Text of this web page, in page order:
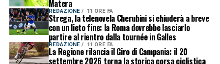
Matera
REDAZIONE 11 ORE FA
Strega, la telenovela Cherubini si chiuderà a breve
con un lieto fine: la Roma dovrebbe lasciarlo
partire al rientro dalla tournée in Galles
REDAZIONE 11 ORE FA
La Regione rilancia il Giro di Campania: il 20
settembre 2026 torna la storica corsa ciclistica